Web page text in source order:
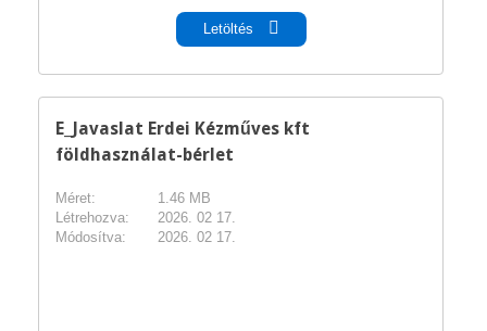
Letöltés
E_Javaslat Erdei Kézműves kft
földhasználat-bérlet
Méret:
1.46 MB
Létrehozva:
2026. 02 17.
Módosítva:
2026. 02 17.